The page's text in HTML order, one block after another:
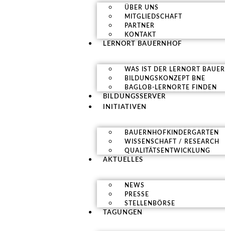
ÜBER UNS
MITGLIEDSCHAFT
PARTNER
KONTAKT
LERNORT BAUERNHOF
WAS IST DER LERNORT
BILDUNGSKONZEPT BNE
BAGLOB-LERNORTE FINDEN
BILDUNGSSERVER
INITIATIVEN
BAUERNHOFKINDERGARTEN
WISSENSCHAFT / RESEARCH
QUALITÄTSENTWICKLUNG
AKTUELLES
NEWS
PRESSE
STELLENBÖRSE
TAGUNGEN